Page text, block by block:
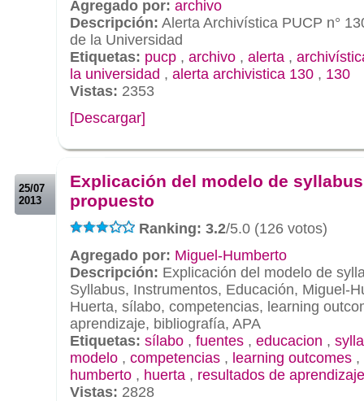
Agregado por: archivo
Descripción: Alerta Archivística PUCP n°
de la Universidad
Etiquetas: pucp , archivo , alerta ,
la universidad , alerta archivistica 130 , 130
Vistas: 2353
[Descargar]
25/07
2013
Explicación del modelo de syllabus
propuesto
Ranking: 3.2/5.0 (126 votos)
Agregado por: Miguel-Humberto
Descripción: Explicación del modelo de
Syllabus, Instrumentos, Educación, Miguel-
Huerta, sílabo, competencias, learning
aprendizaje, bibliografía, APA
Etiquetas: sílabo , fuentes , educacion ,
modelo , competencias , learning outcomes ,
humberto , huerta , resultados de aprendizaje
Vistas: 2828